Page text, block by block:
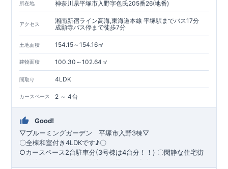
所在地 神奈川県平塚市入野字色氏205番26(地番)
アクセス
湘南新宿ライン高海,東海道本線 平塚駅までバス17分
成願寺バス停まで徒歩7分
土地面積 154.15～154.16㎡
建物面積 100.30～102.64㎡
間取り 4LDK
カースペース 2 ～ 4台
Good!
▽ブルーミングガーデン 平塚市入野3棟▽
〇全棟和室付き4LDKです♪〇
○カースペース2台駐車分(3号棟は4台分！！) 〇閑静な住宅街
敷地面積46坪越えの 快適な住環境
☆室内おススメポイント